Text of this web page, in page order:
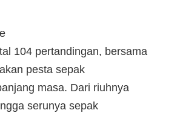
104 pertandingan, bersama
pesta sepak
masa. Dari riuhnya
serunya sepak